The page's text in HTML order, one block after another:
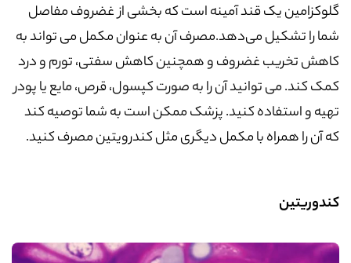
گلوکزامین یک قند آمینه است که بخشی از غضروف مفاصل
شما را تشکیل می‌دهد.مصرف آن به عنوان مکمل می تواند به
کاهش تخریب غضروف و همچنین کاهش سفتی، تورم و درد
کمک کند. می توانید آن را به صورت کپسول، قرص، مایع یا پودر
تهیه و استفاده کنید. پزشک ممکن است به شما توصیه کند
که آن را همراه با مکمل دیگری مثل کندرویتین مصرف کنید.
کندوریتین